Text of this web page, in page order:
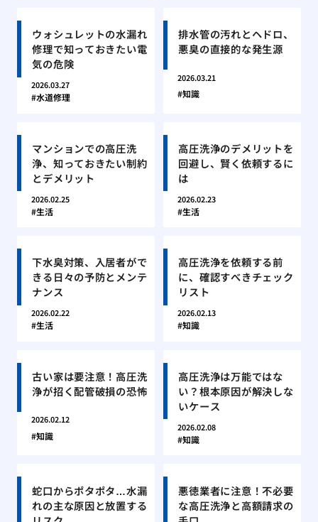
ウォシュレットの水漏れ
修理で知っておきたい電
気の危険
2026.03.27
水道修理
排水管の汚れとヘドロ、
悪臭の直接的な発生源
2026.03.21
知識
マンションでの高圧洗
浄、知っておきたい制約
とデメリット
2026.02.25
生活
高圧洗浄のデメリットを
回避し、賢く依頼するに
は
2026.02.23
生活
下水臭対策、入居者がで
きる日々の予防とメンテ
ナンス
2026.02.22
生活
高圧洗浄を依頼する前
に、確認すべきチェック
リスト
2026.02.13
知識
古い家は要注意！高圧洗
浄が招く配管破損の恐怖
2026.02.12
知識
高圧洗浄は万能ではな
い？根本原因が解決しな
いケース
2026.02.08
知識
蛇口からポタポタ…水漏
れの主な原因と放置する
悪徳業者に注意！不必要
な高圧洗浄と高額請求の